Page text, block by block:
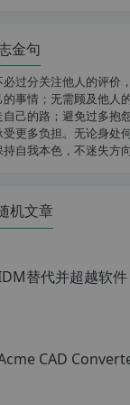
金句
必过分关注他人的评价
的事情；无需顾及他人
自己的路；避免过多抱
受更多负担。无论身处
持自我本色，不迷失方向
机文章